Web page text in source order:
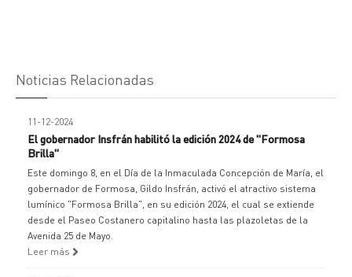
Noticias Relacionadas
11-12-2024
El gobernador Insfrán habilitó la edición 2024 de "Formosa
Brilla"
Este domingo 8, en el Día de la Inmaculada Concepción de María, el
gobernador de Formosa, Gildo Insfrán, activó el atractivo sistema
lumínico "Formosa Brilla", en su edición 2024, el cual se extiende
desde el Paseo Costanero capitalino hasta las plazoletas de la
Avenida 25 de Mayo.
Leer más